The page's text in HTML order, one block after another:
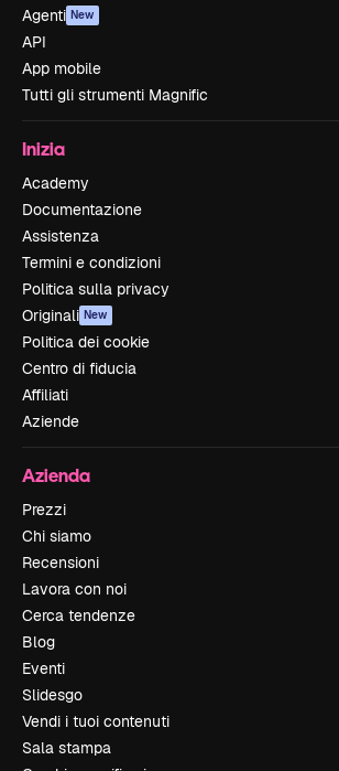
Agenti New
API
App mobile
Tutti gli strumenti Magnific
Inizia
Academy
Documentazione
Assistenza
Termini e condizioni
Politica sulla privacy
Originali New
Politica dei cookie
Centro di fiducia
Affiliati
Aziende
Azienda
Prezzi
Chi siamo
Recensioni
Lavora con noi
Cerca tendenze
Blog
Eventi
Slidesgo
Vendi i tuoi contenuti
Sala stampa